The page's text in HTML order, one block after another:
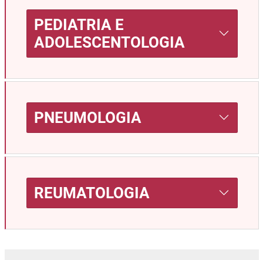
PEDIATRIA E
ADOLESCENTOLOGIA
PNEUMOLOGIA
REUMATOLOGIA